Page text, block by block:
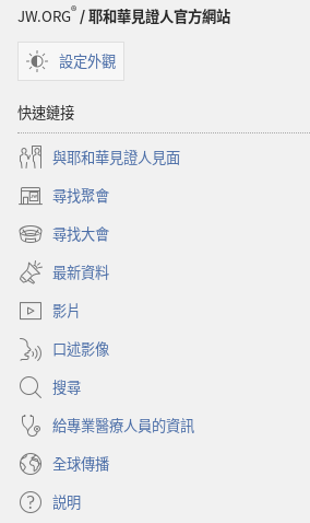
JW.ORG® / 耶和華見證人官方網站
設定外觀
快速鏈接
與耶和華見證人見面
尋找聚會
（開
啟
新
視
窗）
尋找大會
（開
啟
新
視
最新資料
影片
口述影像
搜尋
給專業醫療人員的資訊
全球傳播
説明